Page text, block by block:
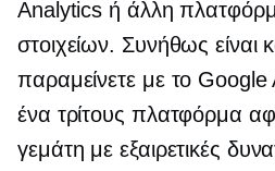
Analytics ή άλλη
στοιχείων. Συνήθως είναι
παραμείνετε με το Google
ένα τρίτους πλατφόρμα
γεμάτη με εξαιρετικές